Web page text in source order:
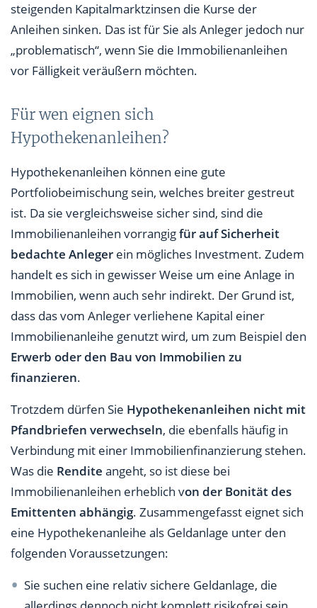
steigenden Kapitalmarktzinsen die Kurse der
Anleihen sinken. Das ist für Sie als Anleger jedoch nur
„problematisch“, wenn Sie die Immobilienanleihen
vor Fälligkeit veräußern möchten.
Für wen eignen sich
Hypothekenanleihen?
Hypothekenanleihen können eine gute
Portfoliobeimischung sein, welches breiter gestreut
ist. Da sie vergleichsweise sicher sind, sind die
Immobilienanleihen vorrangigfür auf Sicherheit
bedachte Anleger ein mögliches Investment. Zudem
handelt es sich in gewisser Weise um eine Anlage in
Immobilien, wenn auch sehr indirekt. Der Grund ist,
dass das vom Anleger verliehene Kapital einer
Immobilienanleihe genutzt wird, um zum Beispiel den
Erwerb oder den Bau von Immobilien zu
finanzieren.
Trotzdem dürfen Sie Hypothekenanleihen nicht mit
Pfandbriefen verwechseln, die ebenfalls häufig in
Verbindung mit einer Immobilienfinanzierung stehen.
Was die Rendite angeht, so ist diese bei
Immobilienanleihen erheblich von der Bonität des
Emittenten abhängig. Zusammengefasst eignet sich
eine Hypothekenanleihe als Geldanlage unter den
folgenden Voraussetzungen:
Sie suchen eine relativ sichere Geldanlage, die